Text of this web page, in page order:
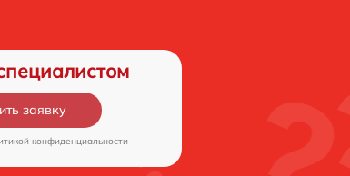
заявку
конфиденциальности